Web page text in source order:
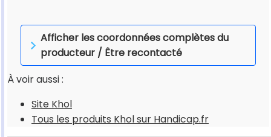
Afficher les coordonnées complètes du
producteur / Être recontacté
À voir aussi :
Site Khol
Tous les produits Khol sur Handicap.fr